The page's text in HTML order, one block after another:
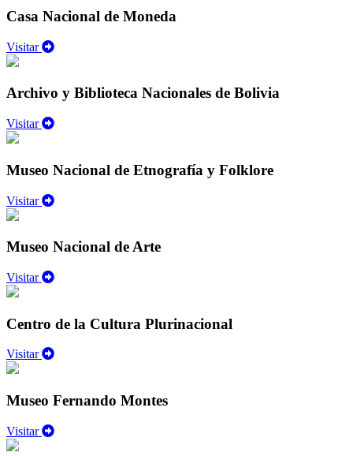
Casa Nacional de Moneda
Visitar
Archivo y Biblioteca Nacionales de Bolivia
Visitar
Museo Nacional de Etnografía y Folklore
Visitar
Museo Nacional de Arte
Visitar
Centro de la Cultura Plurinacional
Visitar
Museo Fernando Montes
Visitar